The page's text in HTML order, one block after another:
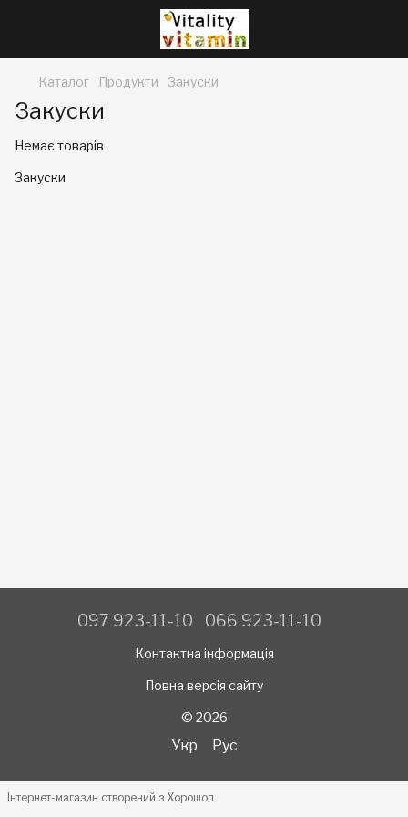
Каталог Продукти Закуски
Закуски
Немає товарів
Закуски
097 923-11-10 066 923-11-10
Контактна інформація
Повна версія сайту
© 2026
Укр Рус
Інтернет-магазин створений з Хорошоп